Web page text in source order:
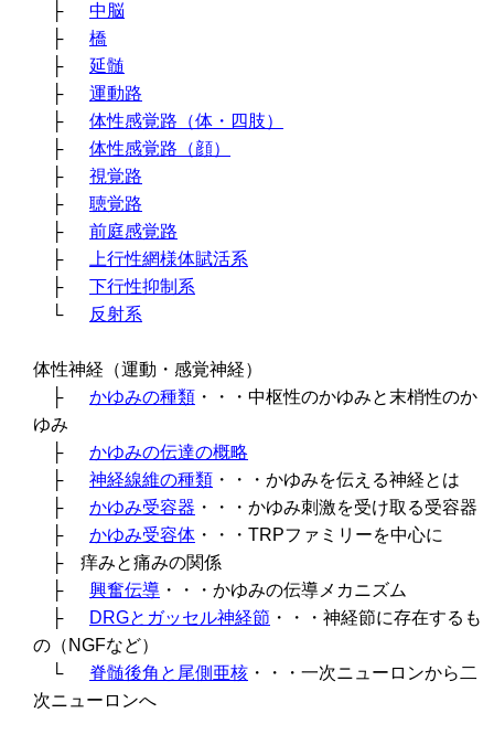
├
中脳
├
橋
├
延髄
├
運動路
├
体性感覚路（体・四肢）
├
体性感覚路（顔）
├
視覚路
├
聴覚路
├
前庭感覚路
├
上行性網様体賦活系
├
下行性抑制系
└
反射系
体性神経（運動・感覚神経）
├
かゆみの種類 ・・・中枢性のかゆみと末梢性のか
ゆみ
├
かゆみの伝達の概略
├
神経線維の種類 ・・・かゆみを伝える神経とは
├
かゆみ受容器 ・・・かゆみ刺激を受け取る受容器
├
かゆみ受容体 ・・・TRPファミリーを中心に
├ 痒みと痛みの関係
├
興奮伝導 ・・・かゆみの伝導メカニズム
├
DRGとガッセル神経節 ・・・神経節に存在するも
の（NGFなど）
└
脊髄後角と尾側亜核 ・・・一次ニューロンから二
次ニューロンへ